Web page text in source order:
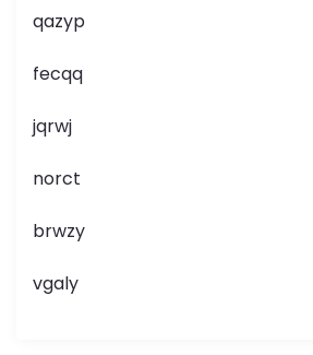
qazyp
fecqq
jqrwj
norct
brwzy
vgaly